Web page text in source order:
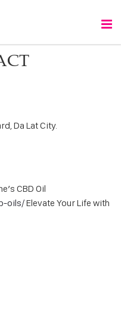
Da Lat City.
CBD Oil
oils/Elevate Your Life with